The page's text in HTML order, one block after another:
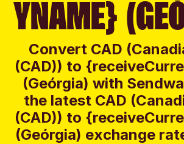
YNAME}
Convert CAD
(CAD)) to
(Geórgia) with
the latest CAD
(CAD)) to
(Geórgia) exchange